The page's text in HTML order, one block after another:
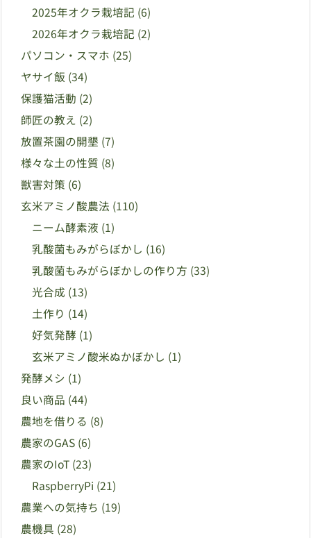
2025年オクラ栽培記 (6)
2026年オクラ栽培記 (2)
パソコン・スマホ (25)
ヤサイ飯 (34)
保護猫活動 (2)
師匠の教え (2)
放置茶園の開墾 (7)
様々な土の性質 (8)
獣害対策 (6)
玄米アミノ酸農法 (110)
ニーム酵素液 (1)
乳酸菌もみがらぼかし (16)
乳酸菌もみがらぼかしの作り方 (33)
光合成 (13)
土作り (14)
好気発酵 (1)
玄米アミノ酸米ぬかぼかし (1)
発酵メシ (1)
良い商品 (44)
農地を借りる (8)
農家のGAS (6)
農家のIoT (23)
RaspberryPi (21)
農業への気持ち (19)
農機具 (28)